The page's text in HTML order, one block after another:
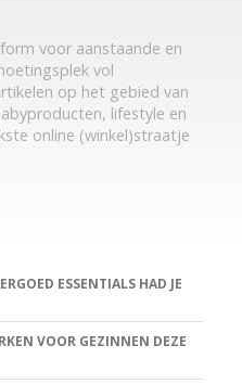
voor aanstaande en
vol
op het gebied van
lifestyle en
online (winkel)straatje
ESSENTIALS HAD JE
VOOR GEZINNEN DEZE